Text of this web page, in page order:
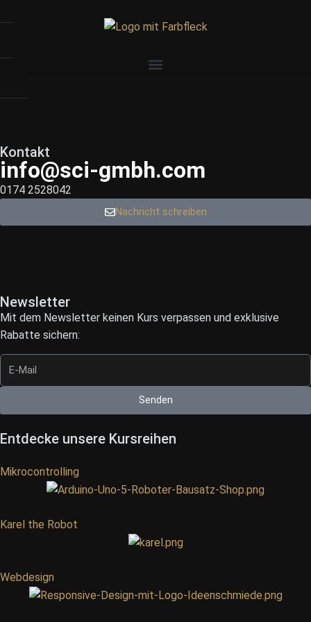
Kontakt
info@sci-gmbh.com
0174 2528042
Nachricht schreiben
Newsletter
Mit dem Newsletter keinen Kurs verpassen und exklusive
Rabatte sichern:
Senden
Entdecke unsere Kursreihen
Mikrocontrolling
Karel the Robot
Webdesign